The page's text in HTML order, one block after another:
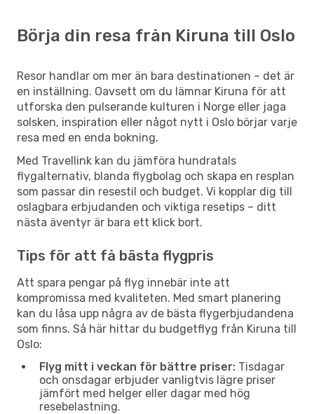
Börja din resa från Kiruna till Oslo
Resor handlar om mer än bara destinationen – det är
en inställning. Oavsett om du lämnar Kiruna för att
utforska den pulserande kulturen i Norge eller jaga
solsken, inspiration eller något nytt i Oslo börjar varje
resa med en enda bokning.
Med Travellink kan du jämföra hundratals
flygalternativ, blanda flygbolag och skapa en resplan
som passar din resestil och budget. Vi kopplar dig till
oslagbara erbjudanden och viktiga resetips – ditt
nästa äventyr är bara ett klick bort.
Tips för att få bästa flygpris
Att spara pengar på flyg innebär inte att
kompromissa med kvaliteten. Med smart planering
kan du låsa upp några av de bästa flygerbjudandena
som finns. Så här hittar du budgetflyg från Kiruna till
Oslo:
Flyg mitt i veckan för bättre priser: Tisdagar
och onsdagar erbjuder vanligtvis lägre priser
jämfört med helger eller dagar med hög
resebelastning.